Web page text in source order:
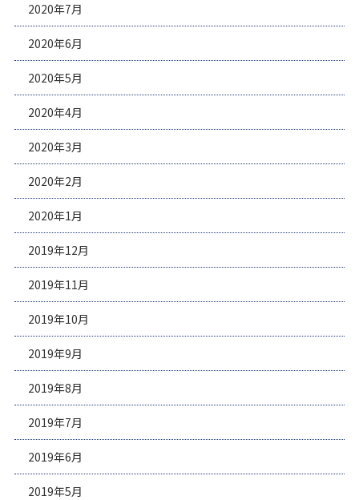
2020年7月
2020年6月
2020年5月
2020年4月
2020年3月
2020年2月
2020年1月
2019年12月
2019年11月
2019年10月
2019年9月
2019年8月
2019年7月
2019年6月
2019年5月